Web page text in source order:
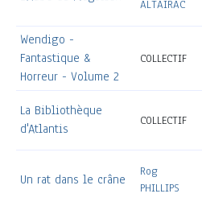
ALTAIRAC
Wendigo -
Fantastique &
Horreur - Volume 2
COLLECTIF
La Bibliothèque
d'Atlantis
COLLECTIF
Un rat dans le crâne
Rog
PHILLIPS